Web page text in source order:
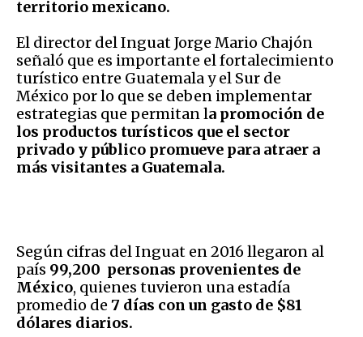
territorio mexicano.
El director del Inguat Jorge Mario Chajón
señaló que es importante el fortalecimiento
turístico entre Guatemala y el Sur de
México por lo que se deben implementar
estrategias que permitan la promoción de
los productos turísticos que el sector
privado y público promueve para atraer a
más visitantes a Guatemala.
Según cifras del Inguat en 2016 llegaron al
país 99,200 personas provenientes de
México, quienes tuvieron una estadía
promedio de 7 días con un gasto de $81
dólares diarios.